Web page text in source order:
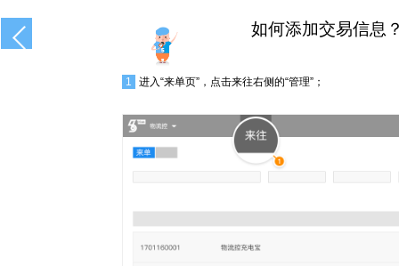
如何添加交易信息
1 进入“来单页”，点击来往右侧的“管理”；